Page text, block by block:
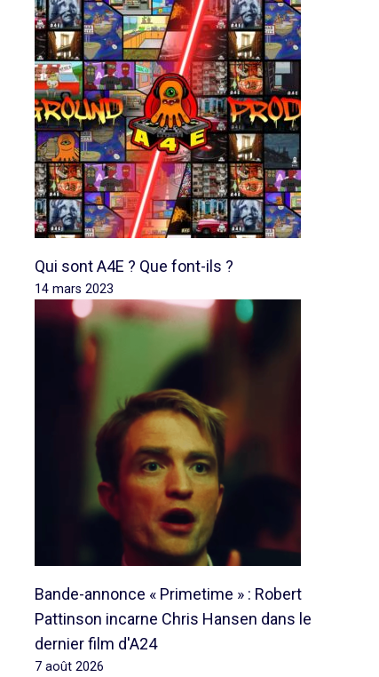
Qui sont A4E ? Que font-ils ?
14 mars 2023
Bande-annonce « Primetime » : Robert
Pattinson incarne Chris Hansen dans le
dernier film d'A24
7 août 2026